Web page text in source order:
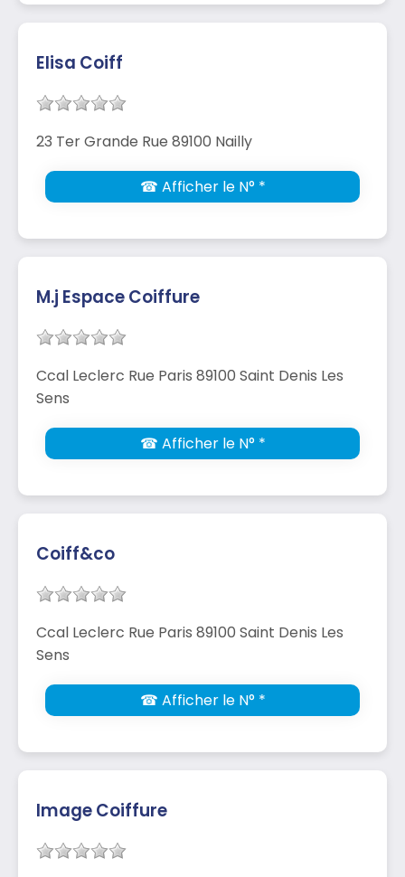
Elisa Coiff
23 Ter Grande Rue 89100 Nailly
☎ Afficher le N° *
M.j Espace Coiffure
Ccal Leclerc Rue Paris 89100 Saint Denis Les
Sens
☎ Afficher le N° *
Coiff&co
Ccal Leclerc Rue Paris 89100 Saint Denis Les
Sens
☎ Afficher le N° *
Image Coiffure